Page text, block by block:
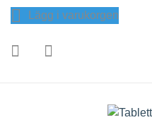
Lägg i varukorgen